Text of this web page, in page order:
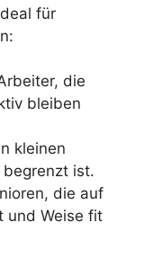
für
die
bleiben
kleinen
ist.
die auf
und Weise fit